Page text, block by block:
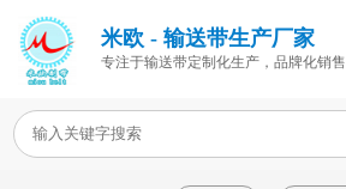
米欧 - 输送带生产厂家
专注于输送带定制化生产，品牌化销售